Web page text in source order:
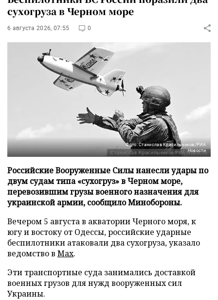
сухогруза в Черном море
6 августа 2026, 07:55 0
Фото: Станислав Красильников/РИА
Новости
Российские Вооруженные Силы нанесли удары по
двум судам типа «сухогруз» в Черном море,
перевозившим грузы военного назначения для
украинской армии, сообщило Минобороны.
Вечером 5 августа в акватории Черного моря, к
югу и востоку от Одессы, российские ударные
беспилотники атаковали два сухогруза, указало
ведомство в Max.
Эти транспортные суда занимались доставкой
военных грузов для нужд вооруженных сил
Украины.